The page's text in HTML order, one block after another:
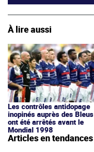
À lire aussi
Les contrôles antidopage
inopinés auprès des Bleus
ont été arrêtés avant le
Mondial 1998
Articles en tendances